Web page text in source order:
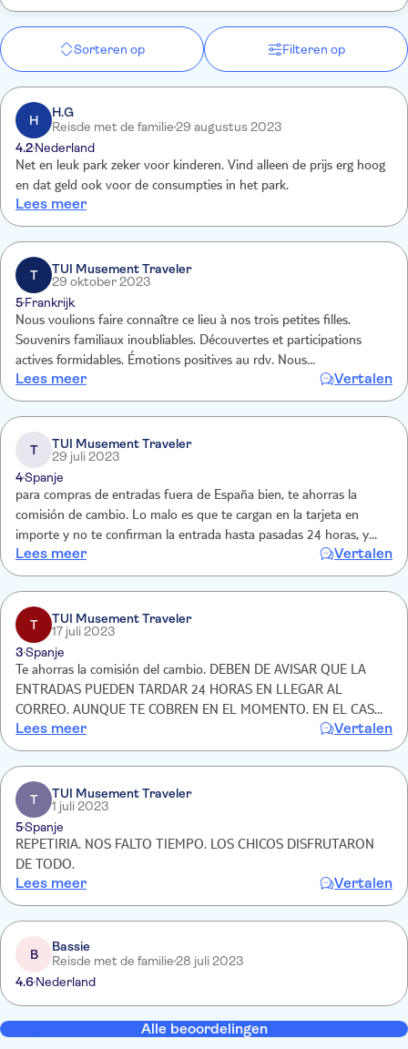
Sorteren op Filteren op
H
H.G
Reisde met de familie29 augustus 2023
4.2Nederland
Net en leuk park zeker voor kinderen. Vind alleen de prijs erg hoog
en dat geld ook voor de consumpties in het park.
Lees meer
T
TUI Musement Traveler
29 oktober 2023
5Frankrijk
Nous voulions faire connaître ce lieu à nos trois petites filles.
Souvenirs familiaux inoubliables. Découvertes et participations
actives formidables. Émotions positives au rdv. Nous
recommanderons vivement. Merci à tous ceux qui ont collaboré à
l’organisation de cet endroit magique et merveilleux.
Lees meer Vertalen
T
TUI Musement Traveler
29 juli 2023
4Spanje
para compras de entradas fuera de España bien, te ahorras la
comisión de cambio. Lo malo es que te cargan en la tarjeta en
importe y no te confirman la entrada hasta pasadas 24 horas, y
esto te crea intranquilidad
Lees meer Vertalen
T
TUI Musement Traveler
17 juli 2023
3Spanje
Te ahorras la comisión del cambio. DEBEN DE AVISAR QUE LA
ENTRADAS PUEDEN TARDAR 24 HORAS EN LLEGAR AL
CORREO. AUNQUE TE COBREN EN EL MOMENTO. EN EL CASO
DE LEGOLAND
Lees meer Vertalen
T
TUI Musement Traveler
1 juli 2023
5Spanje
REPETIRIA. NOS FALTO TIEMPO. LOS CHICOS DISFRUTARON
DE TODO.
Lees meer Vertalen
B
Bassie
Reisde met de familie28 juli 2023
4.6Nederland
Alle beoordelingen